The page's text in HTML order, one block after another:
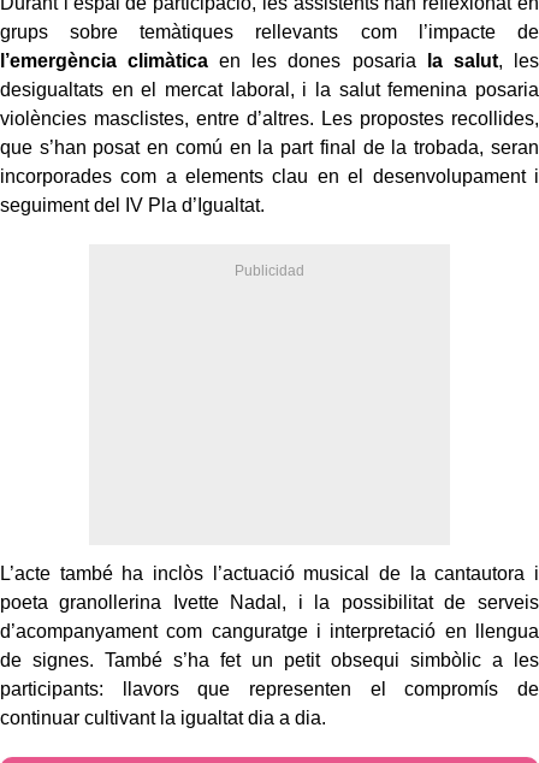
grups sobre temàtiques rellevants com l’impacte de
l’emergència climàtica en les dones posaria la salut, les
desigualtats en el mercat laboral, i la salut femenina posaria
violències masclistes, entre d’altres. Les propostes recollides,
que s’han posat en comú en la part final de la trobada, seran
incorporades com a elements clau en el desenvolupament i
seguiment del IV Pla d’Igualtat.
L’acte també ha inclòs l’actuació musical de la cantautora i
poeta granollerina Ivette Nadal, i la possibilitat de serveis
d’acompanyament com canguratge i interpretació en llengua
de signes. També s’ha fet un petit obsequi simbòlic a les
participants: llavors que representen el compromís de
continuar cultivant la igualtat dia a dia.